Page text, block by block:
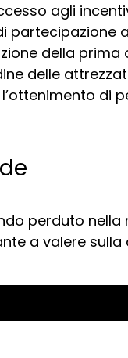
agli
partecipazione
della
delle
di
perduto nella
a valere